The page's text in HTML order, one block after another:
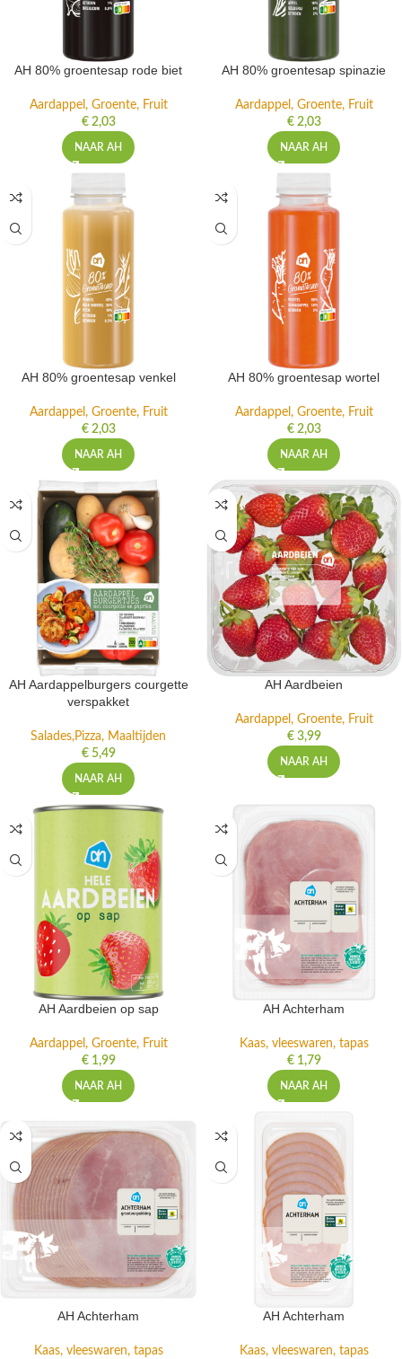
AH 80% groentesap rode biet
Aardappel, Groente, Fruit
€2,03
NAAR AH
AH 80% groentesap spinazie
Aardappel, Groente, Fruit
€2,03
NAAR AH
AH 80% groentesap venkel
Aardappel, Groente, Fruit
€2,03
NAAR AH
AH 80% groentesap wortel
Aardappel, Groente, Fruit
€2,03
NAAR AH
AH Aardappelburgers courgette
verspakket
Salades,Pizza, Maaltijden
€5,49
NAAR AH
AH Aardbeien
Aardappel, Groente, Fruit
€3,99
NAAR AH
AH Aardbeien op sap
Aardappel, Groente, Fruit
€1,99
NAAR AH
AH Achterham
Kaas, vleeswaren, tapas
€1,79
NAAR AH
AH Achterham
Kaas, vleeswaren, tapas
AH Achterham
Kaas, vleeswaren, tapas